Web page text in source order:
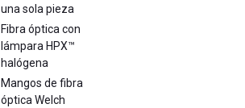
una sola pieza
Fibra óptica con
lámpara HPX™
halógena
Mangos de fibra
óptica Welch